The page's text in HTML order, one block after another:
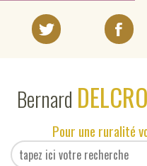
Bernard
Pour une ruralité
EN DIRECT DU SÉNAT
EN DIRECT DU CANTAL